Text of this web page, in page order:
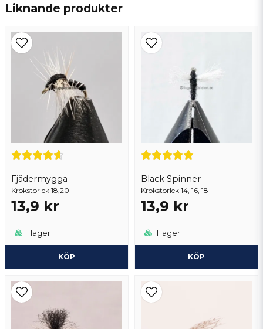
Liknande produkter
Fjädermygga
Krokstorlek 18,20
13,9 kr
I lager
KÖP
Black Spinner
Krokstorlek 14, 16, 18
13,9 kr
I lager
KÖP
Mejladress
Ja, ni får publicera min fråga
Skicka fråga